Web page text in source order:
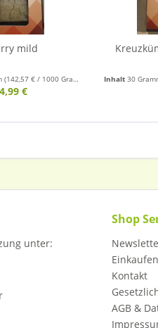
mild
(142,57 € / 1000 Gramm)
4,99 €
Inhalt 30
unter:
Shop
Kontakt
AGB &